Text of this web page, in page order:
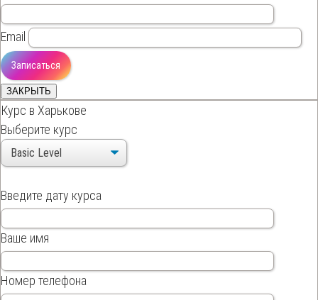
Email
ЗАКРЫТЬ
Курс в Харькове
Выберите курс
Введите дату курса
Ваше имя
Номер телефона